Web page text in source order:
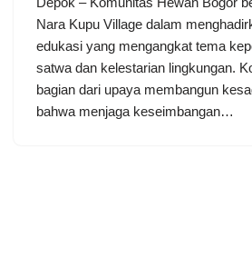
Nara Kupu Village dalam
edukasi yang mengangkat tema
satwa dan kelestarian lingkungan.
bagian dari upaya membangun
bahwa menjaga keseimbangan…